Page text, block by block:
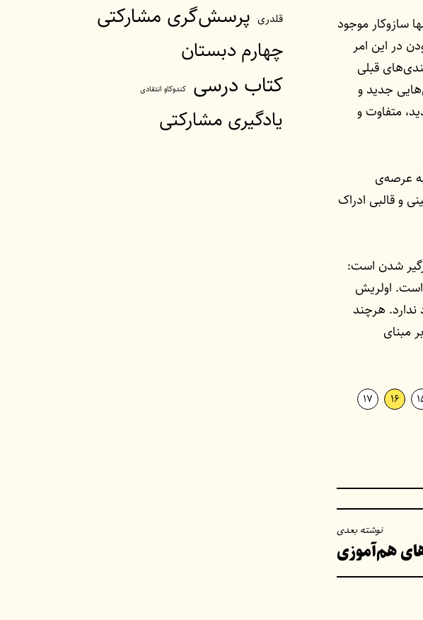
سازوکار موجود
در این امر
قبلی
جدید و
متفاوت و
عرصه‌ی
و قالبی ادراک
شدن است:
اولریش
هرچند
مبنای
16
17
نوشته بعدی
هم‌آموزی
قلدری پرسش‌گری مشارکتی
چهارم دبستان
کتاب درسی کندوکاو انتقادی
یادگیری مشارکتی